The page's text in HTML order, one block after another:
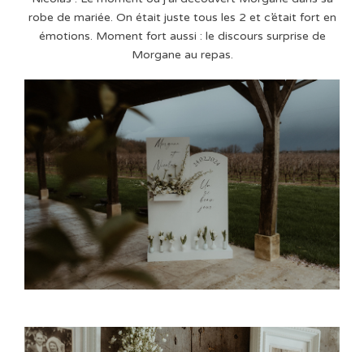
robe de mariée. On était juste tous les 2 et c’était fort en
émotions. Moment fort aussi : le discours surprise de
Morgane au repas.